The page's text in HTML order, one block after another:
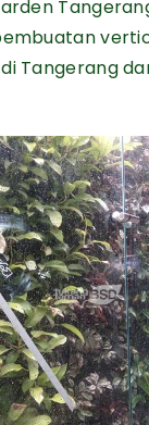
Tangerang